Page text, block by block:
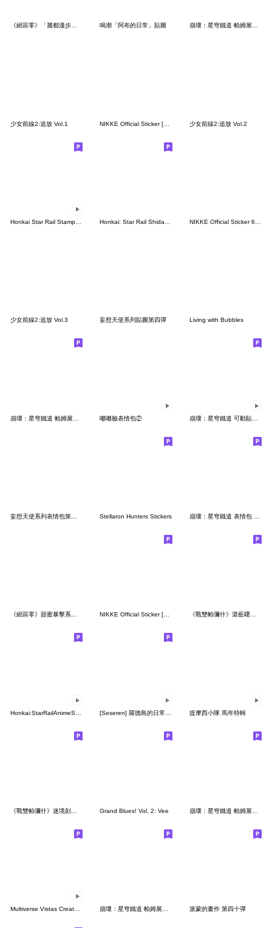
《絕區零》「麗都漫步」系列貼圖第七彈 鳴潮「阿布的日常」貼圖 崩壞：星穹鐵道 帕姆展覽館 第二十八彈
少女前線2:追放 Vol.1 少女前線2:追放 Vol.2
少女前線2:追放 Vol.3 妄想天使系列貼圖第四彈 Living with Bubbles
嘟嘟臉表情包② 崩壞：星穹鐵道 可動貼圖 帕姆駕到！第二弾
Stellaron Hunters Stickers
《絕區零》甜蜜暴擊系列貼圖 NIKKE Official Sticker [3rd Batch] 《戰雙帕彌什》湛藍曙日貼圖
提摩西小隊 馬年特輯
Grand Blues! Vol. 2: Vee
Multiverse Vistas Creator sticker 崩壞：星穹鐵道 帕姆展覽館 第十七彈 派蒙的畫作 第四十彈